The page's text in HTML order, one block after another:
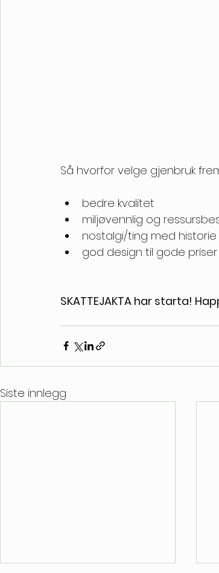
Så hvorfor velge gjenbruk
bedre kvalitet
miljøvennlig og
nostalgi/ting med historie
god design til gode priser
SKATTEJAKTA har starta!
Siste innlegg